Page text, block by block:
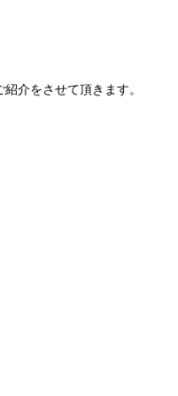
介をさせて頂きます。